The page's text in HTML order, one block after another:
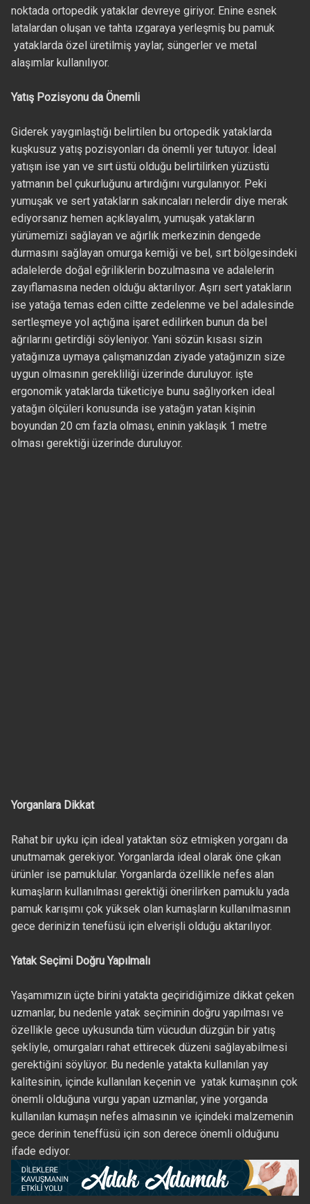
noktada ortopedik yataklar devreye giriyor. Enine esnek
latalardan oluşan ve tahta ızgaraya yerleşmiş bu pamuk
yataklarda özel üretilmiş yaylar, süngerler ve metal
alaşımlar kullanılıyor.
Yatış Pozisyonu da Önemli
Giderek yaygınlaştığı belirtilen bu ortopedik yataklarda
kuşkusuz yatış pozisyonları da önemli yer tutuyor. İdeal
yatışın ise yan ve sırt üstü olduğu belirtilirken yüzüstü
yatmanın bel çukurluğunu artırdığını vurgulanıyor. Peki
yumuşak ve sert yatakların sakıncaları nelerdir diye merak
ediyorsanız hemen açıklayalım, yumuşak yatakların
yürümemizi sağlayan ve ağırlık merkezinin dengede
durmasını sağlayan omurga kemiği ve bel, sırt bölgesindeki
adalelerde doğal eğriliklerin bozulmasına ve adalelerin
zayıflamasına neden olduğu aktarılıyor. Aşırı sert yatakların
ise yatağa temas eden ciltte zedelenme ve bel adalesinde
sertleşmeye yol açtığına işaret edilirken bunun da bel
ağrılarını getirdiği söyleniyor. Yani sözün kısası sizin
yatağınıza uymaya çalışmanızdan ziyade yatağınızın size
uygun olmasının gerekliliği üzerinde duruluyor. işte
ergonomik yataklarda tüketiciye bunu sağlıyorken ideal
yatağın ölçüleri konusunda ise yatağın yatan kişinin
boyundan 20 cm fazla olması, eninin yaklaşık 1 metre
olması gerektiği üzerinde duruluyor.
Yorganlara Dikkat
Rahat bir uyku için ideal yataktan söz etmişken yorganı da
unutmamak gerekiyor. Yorganlarda ideal olarak öne çıkan
ürünler ise pamuklular. Yorganlarda özellikle nefes alan
kumaşların kullanılması gerektiği önerilirken pamuklu yada
pamuk karışımı çok yüksek olan kumaşların kullanılmasının
gece derinizin tenefüsü için elverişli olduğu aktarılıyor.
Yatak Seçimi Doğru Yapılmalı
Yaşamımızın üçte birini yatakta geçiridiğimize dikkat çeken
uzmanlar, bu nedenle yatak seçiminin doğru yapılması ve
özellikle gece uykusunda tüm vücudun düzgün bir yatış
şekliyle, omurgaları rahat ettirecek düzeni sağlayabilmesi
gerektiğini söylüyor. Bu nedenle yatakta kullanılan yay
kalitesinin, içinde kullanılan keçenin ve yatak kumaşının çok
önemli olduğuna vurgu yapan uzmanlar, yine yorganda
kullanılan kumaşın nefes almasının ve içindeki malzemenin
gece derinin teneffüsü için son derece önemli olduğunu
ifade ediyor.